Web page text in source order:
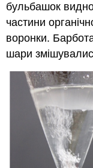
бульбашок
частини
воронки.
шари